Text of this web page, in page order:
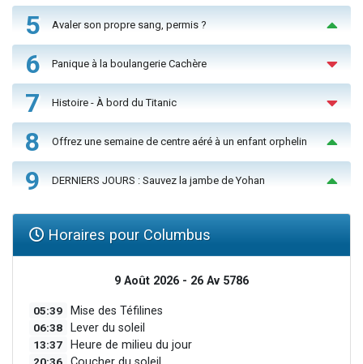
5 Avaler son propre sang, permis ?
6 Panique à la boulangerie Cachère
7 Histoire - À bord du Titanic
8 Offrez une semaine de centre aéré à un enfant orphelin
9 DERNIERS JOURS : Sauvez la jambe de Yohan
Horaires pour Columbus
9 Août 2026 - 26 Av 5786
05:39 Mise des Téfilines
06:38 Lever du soleil
13:37 Heure de milieu du jour
20:36